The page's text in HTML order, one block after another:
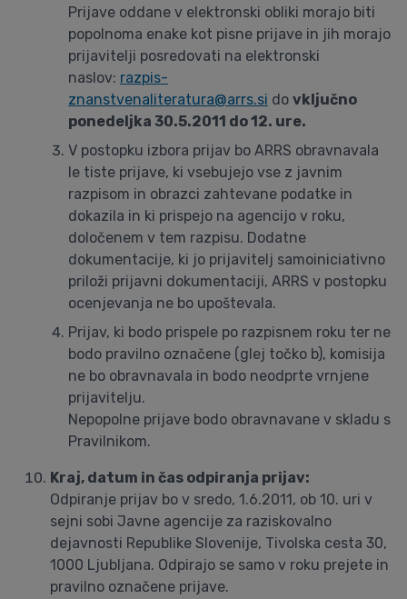
Prijave oddane v elektronski obliki morajo biti
popolnoma enake kot pisne prijave in jih morajo
prijavitelji posredovati na elektronski
naslov: razpis-
znanstvenaliteratura@arrs.si do vključno
ponedeljka 30.5.2011 do 12. ure.
V postopku izbora prijav bo ARRS obravnavala
le tiste prijave, ki vsebujejo vse z javnim
razpisom in obrazci zahtevane podatke in
dokazila in ki prispejo na agencijo v roku,
določenem v tem razpisu. Dodatne
dokumentacije, ki jo prijavitelj samoiniciativno
priloži prijavni dokumentaciji, ARRS v postopku
ocenjevanja ne bo upoštevala.
Prijav, ki bodo prispele po razpisnem roku ter ne
bodo pravilno označene (glej točko b), komisija
ne bo obravnavala in bodo neodprte vrnjene
prijavitelju.
Nepopolne prijave bodo obravnavane v skladu s
Pravilnikom.
Kraj, datum in čas odpiranja prijav:
Odpiranje prijav bo v sredo, 1.6.2011, ob 10. uri v
sejni sobi Javne agencije za raziskovalno
dejavnosti Republike Slovenije, Tivolska cesta 30,
1000 Ljubljana. Odpirajo se samo v roku prejete in
pravilno označene prijave.